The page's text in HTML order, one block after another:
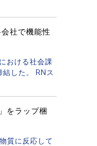
社で機能性
おける社会課
した。 RNス
をラップ梱
質に反応して